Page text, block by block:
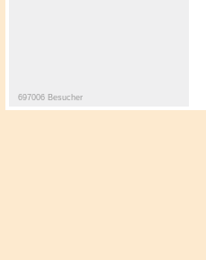
697006 Besucher